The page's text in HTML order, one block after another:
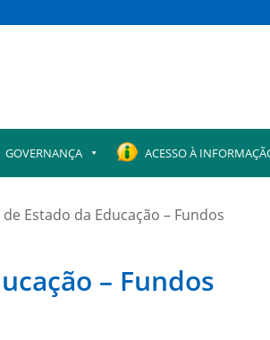
GOVERNANÇA ACESSO À
Estado da Educação – Fundos
– Fundos